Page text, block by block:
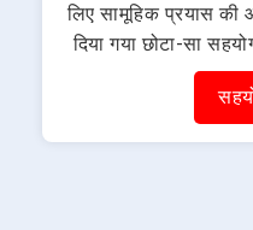
लिए सामूहिक प्रयास की
दिया गया छोटा-सा